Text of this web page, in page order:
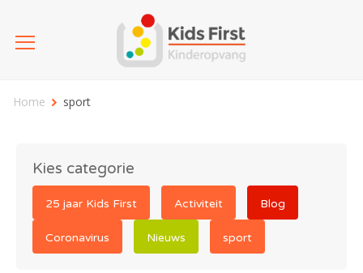
Home sport
Kies categorie
25 jaar Kids First Activiteit Blog
Coronavirus Nieuws sport